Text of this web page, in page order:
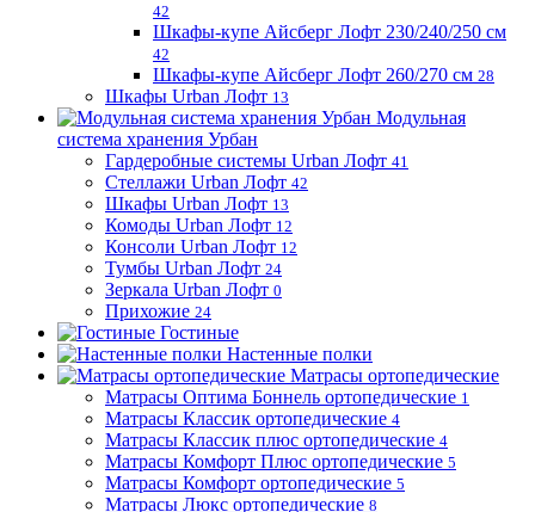
42
Шкафы-купе Айсберг Лофт 230/240/250 см
42
Шкафы-купе Айсберг Лофт 260/270 см 28
Шкафы Urban Лофт 13
Модульная
система хранения Урбан
Гардеробные системы Urban Лофт 41
Стеллажи Urban Лофт 42
Шкафы Urban Лофт 13
Комоды Urban Лофт 12
Консоли Urban Лофт 12
Тумбы Urban Лофт 24
Зеркала Urban Лофт 0
Прихожие 24
Гостиные
Настенные полки
Матрасы ортопедические
Матрасы Оптима Боннель ортопедические 1
Матрасы Классик ортопедические 4
Матрасы Классик плюс ортопедические 4
Матрасы Комфорт Плюс ортопедические 5
Матрасы Комфорт ортопедические 5
Матрасы Люкс ортопедические 8